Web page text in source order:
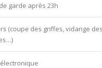
garde après 23h
(coupe des griffes, vidange des